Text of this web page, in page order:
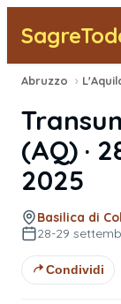
Segnala una
Tutte le Sagre
Vicino a Me
Abruzzo ›
(AQ) ·
2025
Basilica di
28-29
Condividi